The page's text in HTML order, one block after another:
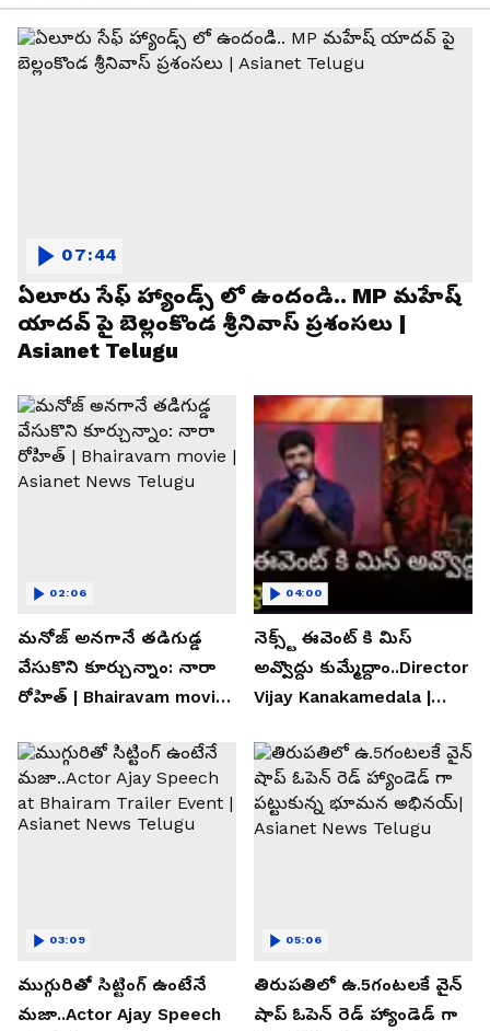
ఏలూరు సేఫ్ హ్యాండ్స్ లో ఉందండి.. MP మహేష్
యాదవ్ పై బెల్లంకొండ శ్రీనివాస్ ప్రశంసలు |
Asianet Telugu
07:44
మనోజ్ అనగానే తడిగుడ్డ
వేసుకొని కూర్చున్నాం: నారా
రోహిత్ | Bhairavam movie |
02:06
నెక్స్ట్ ఈవెంట్ కి మిస్
అవ్వొద్దు కుమ్మేద్దాం..Director
Vijay Kanakamedala |
04:00
ముగ్గురితో సిట్టింగ్ ఉంటేనే
మజా..Actor Ajay Speech
03:09
తిరుపతిలో ఉ.5గంటలకే వైన్
షాప్ ఓపెన్ రెడ్ హ్యాండెడ్ గా
05:06